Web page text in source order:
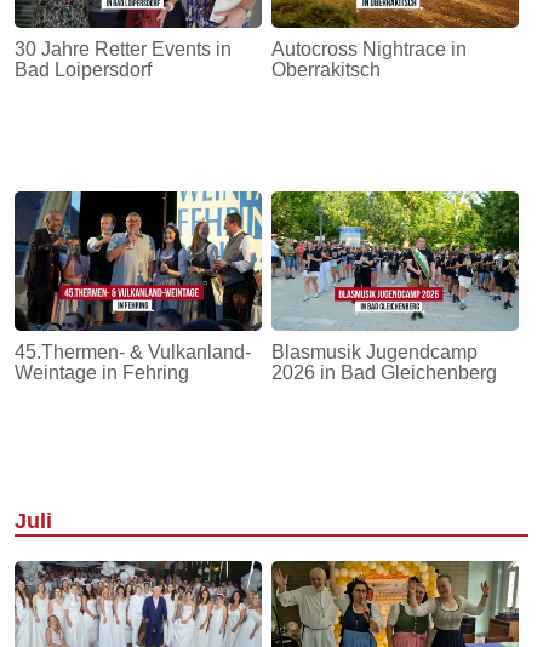
30 Jahre Retter Events in
Bad Loipersdorf
Autocross Nightrace in
Oberrakitsch
45.Thermen- & Vulkanland-
Weintage in Fehring
Blasmusik Jugendcamp
2026 in Bad Gleichenberg
Juli